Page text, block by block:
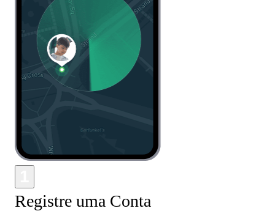
Registre uma Conta